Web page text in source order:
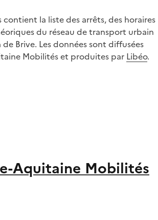
contient la liste des arrêts, des horaires
du réseau de transport urbain
de Brive. Les données sont diffusées
Mobilités et produites par Libéo.
Aquitaine Mobilités